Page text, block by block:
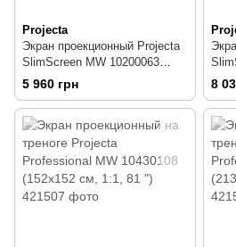
Projecta
Экран проекционный Projecta
SlimScreen MW 10200063
(180x180см, 1:1, 95 ")
5 960 грн 8